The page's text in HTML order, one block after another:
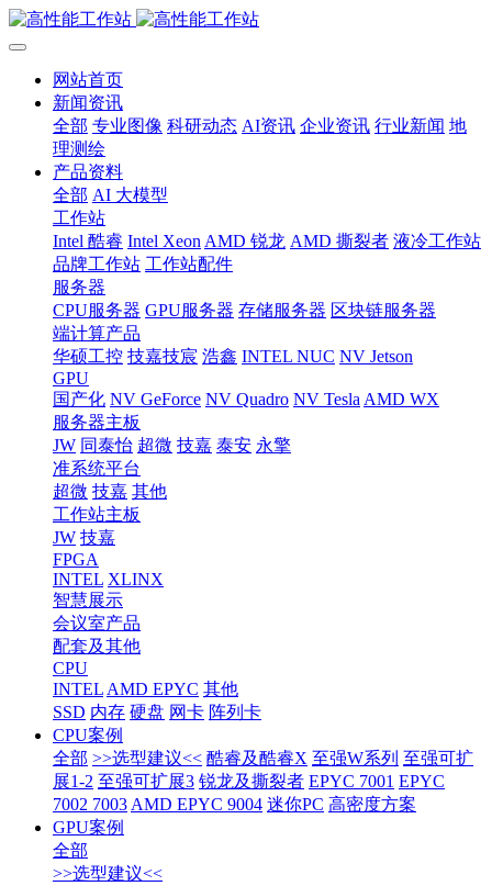
网站首页
新闻资讯
全部 专业图像 科研动态 AI资讯 企业资讯 行业新闻 地
理测绘
产品资料
全部 AI 大模型
工作站
Intel 酷睿 Intel Xeon AMD 锐龙 AMD 撕裂者 液冷工作站
品牌工作站 工作站配件
服务器
CPU服务器 GPU服务器 存储服务器 区块链服务器
端计算产品
华硕工控 技嘉技宸 浩鑫 INTEL NUC NV Jetson
GPU
国产化 NV GeForce NV Quadro NV Tesla AMD WX
服务器主板
JW 同泰怡 超微 技嘉 泰安 永擎
准系统平台
超微 技嘉 其他
工作站主板
JW 技嘉
FPGA
INTEL XLINX
智慧展示
会议室产品
配套及其他
CPU
INTEL AMD EPYC 其他
SSD 内存 硬盘 网卡 阵列卡
CPU案例
全部 >>选型建议<< 酷睿及酷睿X 至强W系列 至强可扩
展1-2 至强可扩展3 锐龙及撕裂者 EPYC 7001 EPYC
7002 7003 AMD EPYC 9004 迷你PC 高密度方案
GPU案例
全部
>>选型建议<<